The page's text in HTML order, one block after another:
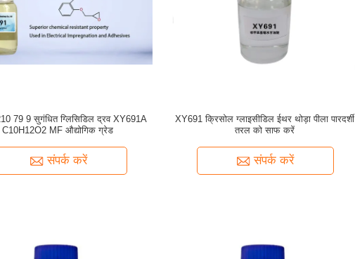
79 9 सुगंधित ग्लिसिडिल द्रव XY691A
C10H12O2 MF औद्योगिक ग्रेड
संपर्क करें
XY691 क्रिसोल ग्लाइसीडिल ईथर थोड़ा पीला पारदर्शी
तरल को साफ करें
संपर्क करें